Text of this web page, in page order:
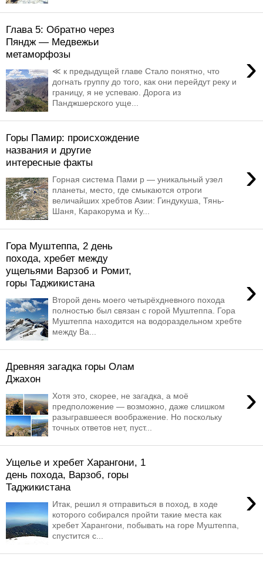
Глава 5: Обратно через
Пяндж — Медвежьи
метаморфозы
›
≪ к предыдущей главе Стало понятно, что
догнать группу до того, как они перейдут реку и
границу, я не успеваю. Дорога из
Панджшерского уще...
Горы Памир: происхождение
названия и другие
интересные факты
›
Горная система Пами р — уникальный узел
планеты, место, где смыкаются отроги
величайших хребтов Азии: Гиндукуша, Тянь-
Шаня, Каракорума и Ку...
Гора Муштеппа, 2 день
похода, хребет между
ущельями Варзоб и Ромит,
горы Таджикистана
›
Второй день моего четырёхдневного похода
полностью был связан с горой Муштеппа. Гора
Муштеппа находится на водораздельном хребте
между Ва...
Древняя загадка горы Олам
Джахон
›
Хотя это, скорее, не загадка, а моё
предположение — возможно, даже слишком
разыгравшееся воображение. Но поскольку
точных ответов нет, пуст...
Ущелье и хребет Харангони, 1
день похода, Варзоб, горы
Таджикистана
›
Итак, решил я отправиться в поход, в ходе
которого собирался пройти такие места как
хребет Харангони, побывать на горе Муштеппа,
спустится с...